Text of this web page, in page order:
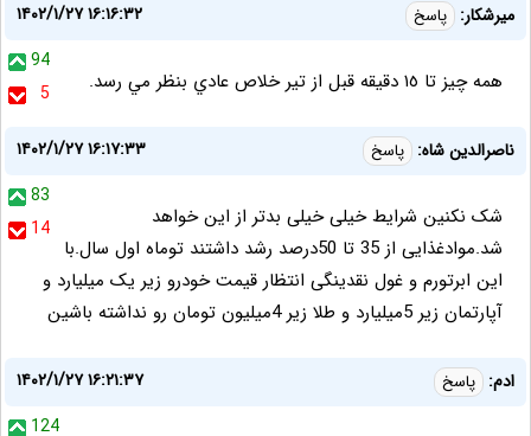
ميرشكار: پاسخ
۱۴۰۲/۱/۲۷ ۱۶:۱۶:۳۲
94
5
همه چيز تا ١٥ دقيقه قبل از تير خلاص عادي بنظر مي رسد.
ناصرالدین شاه: پاسخ
۱۴۰۲/۱/۲۷ ۱۶:۱۷:۳۳
83
14
شک نکنین شرایط خیلی خیلی بدتر از این خواهد
شد.موادغذایی از 35 تا 50درصد رشد داشتند توماه اول سال.با
این ابرتورم و غول نقدینگی انتظار قیمت خودرو زیر یک میلیارد و
آپارتمان زیر 5میلیارد و طلا زیر 4میلیون تومان رو نداشته باشین
ادم: پاسخ
۱۴۰۲/۱/۲۷ ۱۶:۲۱:۳۷
124